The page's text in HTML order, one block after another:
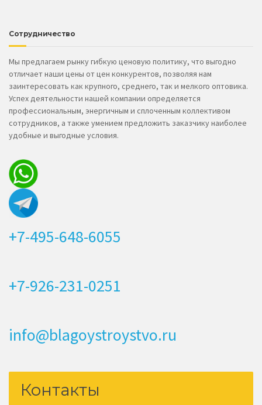
Сотрудничество
Мы предлагаем рынку гибкую ценовую политику, что выгодно
отличает наши цены от цен конкурентов, позволяя нам
заинтересовать как крупного, среднего, так и мелкого оптовика.
Успех деятельности нашей компании определяется
профессиональным, энергичным и сплоченным коллективом
сотрудников, а также умением предложить заказчику наиболее
удобные и выгодные условия.
+7-495-648-6055
+7-926-231-0251
info@blagoystroystvo.ru
Контакты